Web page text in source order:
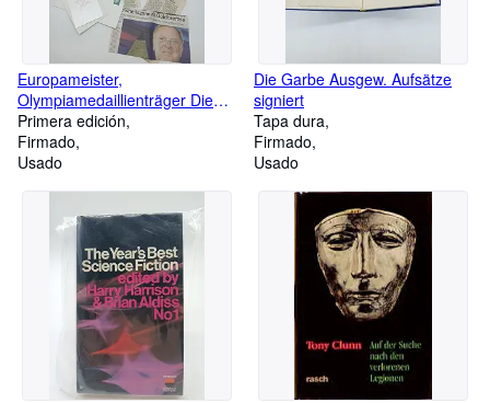
Europameister,
Olympiamedaillienträger Die
Spuren meiner Spikes mit
persönlicher Widmung und
persönlichen Grußkarten sowie
Primera edición
Firmado
Usado
Die Garbe Ausgew. Aufsätze
signiert
Tapa dura
Firmado
Usado